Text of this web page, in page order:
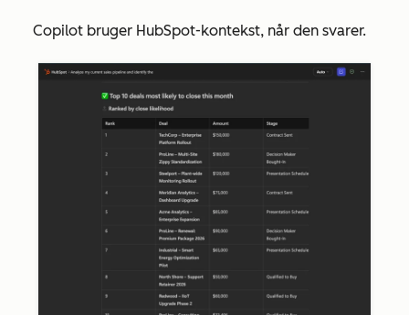
Copilot bruger HubSpot-kontekst, når den svarer.